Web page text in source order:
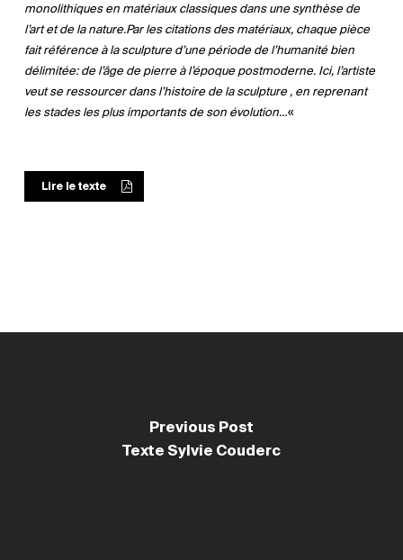
monolithiques en matériaux classiques dans une synthèse de
l’art et de la nature.Par les citations des matériaux, chaque pièce
fait référence à la sculpture d’une période de l’humanité bien
délimitée: de l’âge de pierre à l’époque postmoderne. Ici, l’artiste
veut se ressourcer dans l’histoire de la sculpture , en reprenant
les stades les plus importants de son évolution…«
Lire le texte
Previous Post
Texte Sylvie Couderc